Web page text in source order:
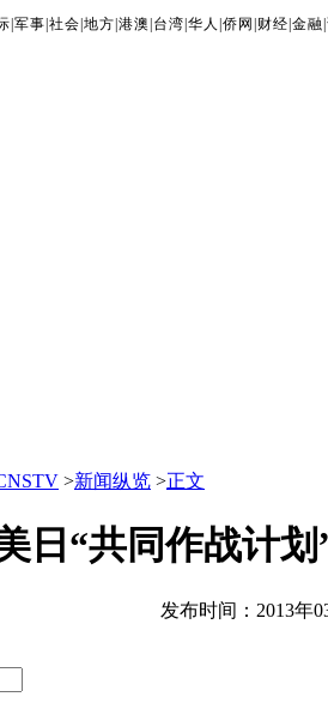
|军事 |社会 |地方 |港澳 台湾 |华人 |侨网 财经 |金融 |
>新闻纵览 >正文
日“共同作战计划
发布时间：2013年